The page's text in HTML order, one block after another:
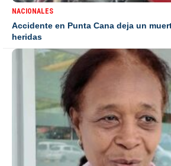
NACIONALES
Accidente en Punta Cana deja un
heridas